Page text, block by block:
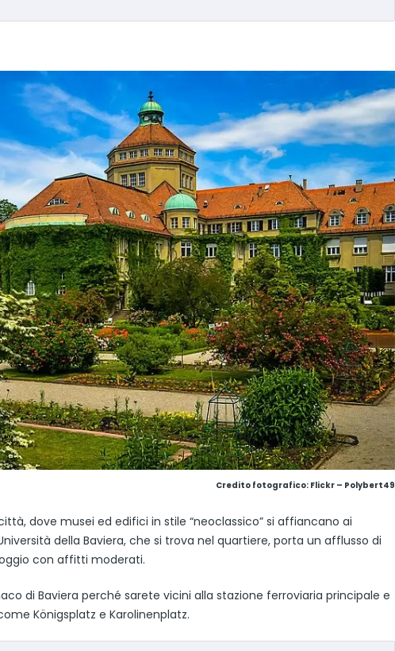
Credito fotografico: Flickr – Polybert49
dove musei ed edifici in stile “neoclassico” si affiancano ai
della Baviera, che si trova nel quartiere, porta un afflusso di
con affitti moderati.
di Baviera perché sarete vicini alla stazione ferroviaria principale e
Königsplatz e Karolinenplatz.